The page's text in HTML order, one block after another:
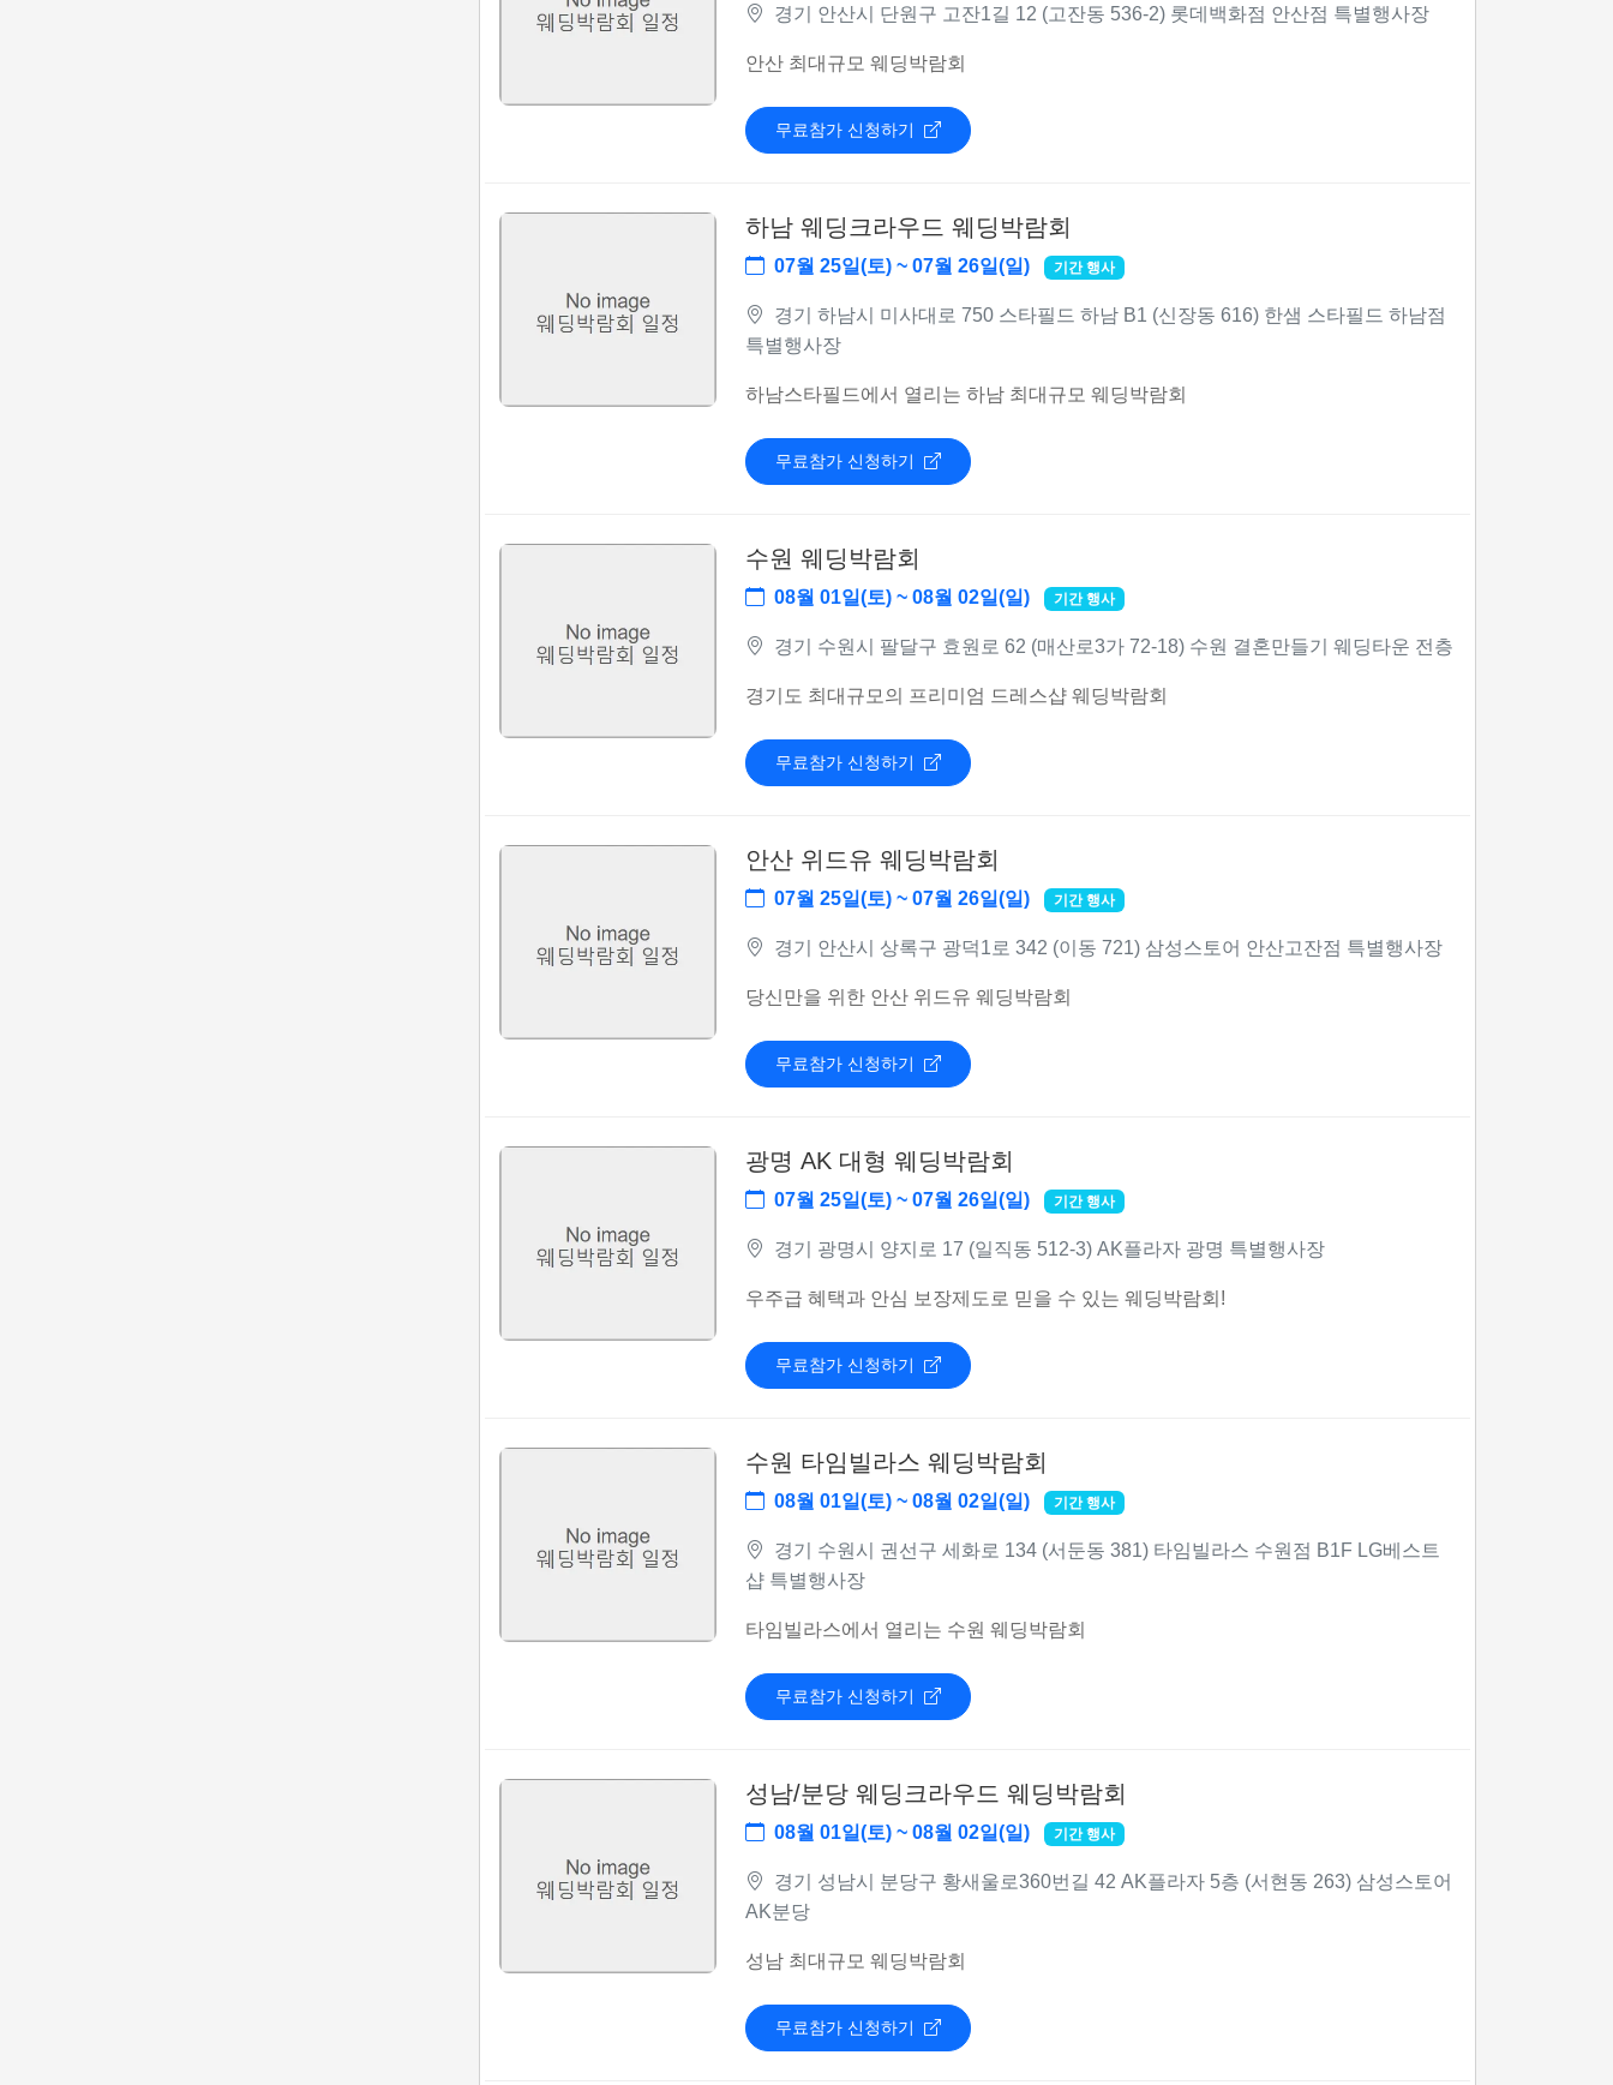
경기 안산시 단원구 고잔1길 12 (고잔동 536-2) 롯데백화점 안산점 특별행사장
안산 최대규모 웨딩박람회
무료참가 신청하기
하남 웨딩크라우드 웨딩박람회
07월 25일(토) ~ 07월 26일(일) 기간 행사
경기 하남시 미사대로 750 스타필드 하남 B1 (신장동 616) 한샘 스타필드 하남점
특별행사장
하남스타필드에서 열리는 하남 최대규모 웨딩박람회
무료참가 신청하기
수원 웨딩박람회
08월 01일(토) ~ 08월 02일(일) 기간 행사
경기 수원시 팔달구 효원로 62 (매산로3가 72-18) 수원 결혼만들기 웨딩타운 전층
경기도 최대규모의 프리미엄 드레스샵 웨딩박람회
무료참가 신청하기
안산 위드유 웨딩박람회
07월 25일(토) ~ 07월 26일(일) 기간 행사
경기 안산시 상록구 광덕1로 342 (이동 721) 삼성스토어 안산고잔점 특별행사장
당신만을 위한 안산 위드유 웨딩박람회
무료참가 신청하기
광명 AK 대형 웨딩박람회
07월 25일(토) ~ 07월 26일(일) 기간 행사
경기 광명시 양지로 17 (일직동 512-3) AK플라자 광명 특별행사장
우주급 혜택과 안심 보장제도로 믿을 수 있는 웨딩박람회!
무료참가 신청하기
수원 타임빌라스 웨딩박람회
08월 01일(토) ~ 08월 02일(일) 기간 행사
경기 수원시 권선구 세화로 134 (서둔동 381) 타임빌라스 수원점 B1F LG베스트
샵 특별행사장
타임빌라스에서 열리는 수원 웨딩박람회
무료참가 신청하기
성남/분당 웨딩크라우드 웨딩박람회
08월 01일(토) ~ 08월 02일(일) 기간 행사
경기 성남시 분당구 황새울로360번길 42 AK플라자 5층 (서현동 263) 삼성스토어
AK분당
성남 최대규모 웨딩박람회
무료참가 신청하기